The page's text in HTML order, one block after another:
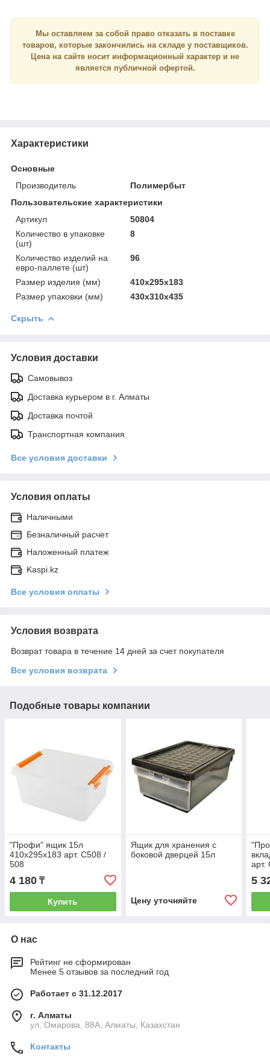
Мы оставляем за собой право отказать в поставке
товаров, которые закончились на складе у поставщиков.
Цена на сайте носит информационный характер и не
является публичной офертой.
Характеристики
Основные
Производитель
Полимербыт
Пользовательские характеристики
Артикул
50804
Количество в упаковке
(шт)
8
Количество изделий на
евро-паллете (шт)
96
Размер изделия (мм)
410х295х183
Размер упаковки (мм)
430х310х435
Скрыть
Условия доставки
Самовывоз
Доставка курьером в г. Алматы
Доставка почтой
Транспортная компания
Все условия доставки
Условия оплаты
Наличными
Безналичный расчет
Наложенный платеж
Kaspi.kz
Все условия оплаты
Условия возврата
Возврат товара в течение 14 дней за счет покупателя
Все условия возврата
Подобные товары компании
"Профи" ящик 15л
410х295х183 арт. С508 /
508
4 180 ₸
Купить
Ящик для хранения с
боковой дверцей 15л
Цену уточняйте
арт.
5
О нас
Рейтинг не сформирован
Менее 5 отзывов за последний год
Работает с 31.12.2017
г. Алматы
ул. Омарова, 88А, Алматы, Казахстан
Контакты